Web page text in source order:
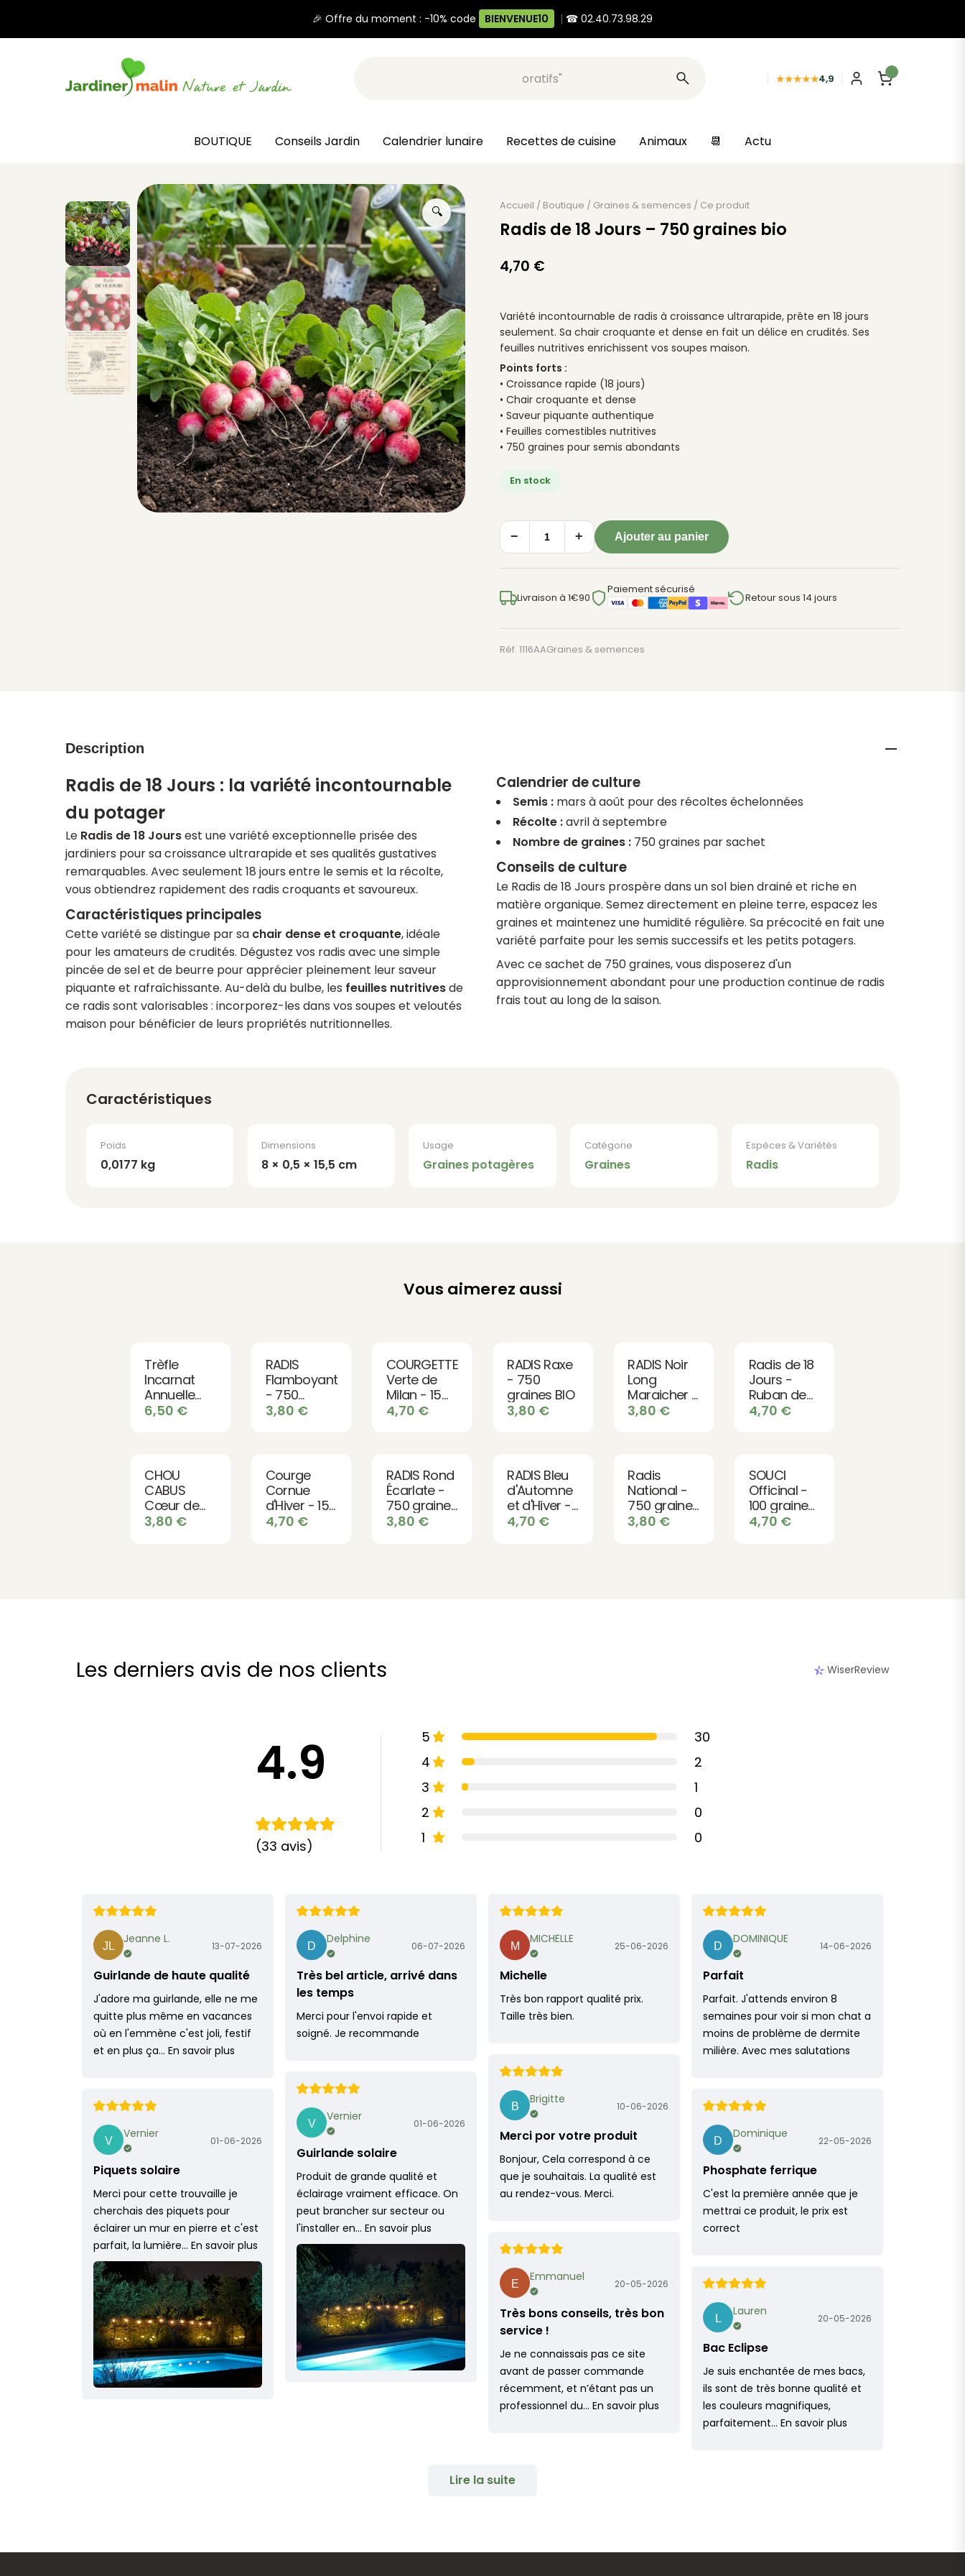
🎉 Offre du moment : -10% code BIENVENUE10 | ☎ 02.40.73.98.29
Recherche, ex: "pots décoratifs" ★★★★★4,9
BOUTIQUE Conseils Jardin Calendrier lunaire Recettes de cuisine Animaux 📆 Actu
🔍 Accueil / Boutique / Graines & semences / Ce produit
Radis de 18 Jours – 750 graines bio
4,70 €
Variété incontournable de radis à croissance ultrarapide, prête en 18 jours
seulement. Sa chair croquante et dense en fait un délice en crudités. Ses
feuilles nutritives enrichissent vos soupes maison.
Points forts :
• Croissance rapide (18 jours)
• Chair croquante et dense
• Saveur piquante authentique
• Feuilles comestibles nutritives
• 750 graines pour semis abondants
En stock
quantité
de
Jours
-
− + Ajouter au panier
Livraison à 1€90
Paiement sécurisé
Retour sous 14 jours
Réf. 1116AAGraines & semences
Description
Radis de 18 Jours : la variété incontournable
du potager
Le Radis de 18 Joursest une variété exceptionnelle prisée des
jardiniers pour sa croissance ultrarapide et ses qualités gustatives
remarquables. Avec seulement 18 jours entre le semis et la récolte,
vous obtiendrez rapidement des radis croquants et savoureux.
Caractéristiques principales
Cette variété se distingue par sa chair dense et croquante, idéale
pour les amateurs de crudités. Dégustez vos radis avec une simple
pincée de sel et de beurre pour apprécier pleinement leur saveur
piquante et rafraîchissante. Au-delà du bulbe, les feuilles nutritivesde
ce radis sont valorisables : incorporez-les dans vos soupes et veloutés
maison pour bénéficier de leurs propriétés nutritionnelles.
Calendrier de culture
Semis : mars à août pour des récoltes échelonnées
Récolte :avril à septembre
Nombre de graines : 750 graines par sachet
Conseils de culture
Le Radis de 18 Jours prospère dans un sol bien drainé et riche en
matière organique. Semez directement en pleine terre, espacez les
graines et maintenez une humidité régulière. Sa précocité en fait une
variété parfaite pour les semis successifs et les petits potagers.
Avec ce sachet de 750 graines, vous disposerez d'un
approvisionnement abondant pour une production continue de radis
frais tout au long de la saison.
Caractéristiques
Poids
0,0177 kg
Dimensions
8 × 0,5 × 15,5 cm
Usage
Graines potagères
Catégorie
Graines
Espèces & Variétés
Radis
Vous aimerez aussi
Trèfle
Incarnat
Annuelle
pour 30 à
6,50 €
RADIS
Flamboyant
- 750
graines bio
3,80 €
COURGETTE
Verte de
Milan - 15
graines bio
4,70 €
RADIS Raxe
- 750
graines BIO
3,80 €
RADIS Noir
Long
Maraicher -
300 graines
3,80 €
Radis de 18
Jours -
Ruban de
150 graines
4,70 €
CHOU
CABUS
Cœur de
Bœuf des
3,80 €
Courge
Cornue
d'Hiver - 15
graines bio
4,70 €
RADIS Rond
Écarlate -
750 graines
bio
3,80 €
RADIS Bleu
d'Automne
et d'Hiver -
300 graines
4,70 €
Radis
National -
750 graines
bio
3,80 €
SOUCI
Officinal -
100 graines
bio
4,70 €
Les derniers avis de nos clients WiserReview
4.9
(33 avis)
5
30
4
2
3
1
2
0
1
0
Jeanne L. 13-07-2026
Guirlande de haute qualité
J'adore ma guirlande, elle ne me
quitte plus même en vacances
où en l'emmène c'est joli, festif
et en plus ça… En savoir plus
Delphine 06-07-2026
Très bel article, arrivé dans
les temps
Merci pour l'envoi rapide et
soigné. Je recommande
MICHELLE 25-06-2026
Michelle
Très bon rapport qualité prix.
Taille très bien.
DOMINIQUE 14-06-2026
Parfait
Parfait. J'attends environ 8
semaines pour voir si mon chat a
moins de problème de dermite
milière. Avec mes salutations
Brigitte 10-06-2026
Merci por votre produit
Bonjour, Cela correspond à ce
que je souhaitais. La qualité est
au rendez-vous. Merci.
Vernier 01-06-2026
Guirlande solaire
Produit de grande qualité et
éclairage vraiment efficace. On
peut brancher sur secteur ou
l'installer en… En savoir plus
Vernier 01-06-2026
Piquets solaire
Merci pour cette trouvaille je
cherchais des piquets pour
éclairer un mur en pierre et c'est
parfait, la lumière… En savoir plus
Dominique 22-05-2026
Phosphate ferrique
C'est la première année que je
mettrai ce produit, le prix est
correct
Emmanuel 20-05-2026
Très bons conseils, très bon
service !
Je ne connaissais pas ce site
avant de passer commande
récemment, et n’étant pas un
professionnel du… En savoir plus
Lauren 20-05-2026
Bac Eclipse
Je suis enchantée de mes bacs,
ils sont de très bonne qualité et
les couleurs magnifiques,
parfaitement… En savoir plus
Lire la suite